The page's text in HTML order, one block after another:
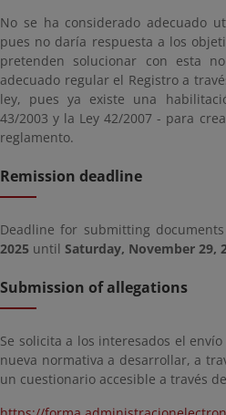
No se ha considerado adecuado
pues no daría respuesta a los
pretenden solucionar con esta
adecuado regular el Registro a
ley, pues ya existe una
43/2003 y la Ley 42/2007 - para
reglamento.
Remission deadline
Deadline for submitting
2025 until Saturday, November 29,
Submission of allegations
Se solicita a los interesados el
nueva normativa a desarrollar, a
un cuestionario accesible a través